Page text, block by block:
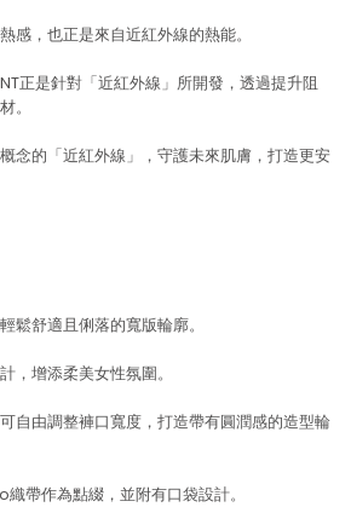
感，也正是來自近紅外線的熱能。
正是針對「近紅外線」所開發，透過提升阻
。
念的「近紅外線」，守護未來肌膚，打造更安
鬆舒適且俐落的寬版輪廓。
，增添柔美女性氛圍。
自由調整褲口寬度，打造帶有圓潤感的造型輪
帶作為點綴，並附有口袋設計。